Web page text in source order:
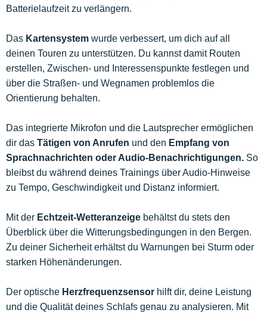
Batterielaufzeit zu verlängern.
Das Kartensystem wurde verbessert, um dich auf all
deinen Touren zu unterstützen. Du kannst damit Routen
erstellen, Zwischen- und Interessenspunkte festlegen und
über die Straßen- und Wegnamen problemlos die
Orientierung behalten.
Das integrierte Mikrofon und die Lautsprecher ermöglichen
dir das Tätigen von Anrufen und den Empfang von
Sprachnachrichten oder Audio-Benachrichtigungen. So
bleibst du während deines Trainings über Audio-Hinweise
zu Tempo, Geschwindigkeit und Distanz informiert.
Mit der Echtzeit-Wetteranzeige behältst du stets den
Überblick über die Witterungsbedingungen in den Bergen.
Zu deiner Sicherheit erhältst du Warnungen bei Sturm oder
starken Höhenänderungen.
Der optische Herzfrequenzsensor hilft dir, deine Leistung
und die Qualität deines Schlafs genau zu analysieren. Mit